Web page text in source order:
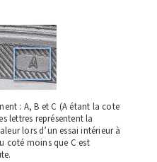
: A, B et C (A étant la cote
lettres représentent la
lors d’un essai intérieur à
coté moins que C est